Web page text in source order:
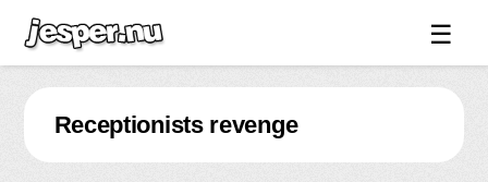
☰
Spel ↓
Bilder ↓
Forum ↓
Receptionists revenge